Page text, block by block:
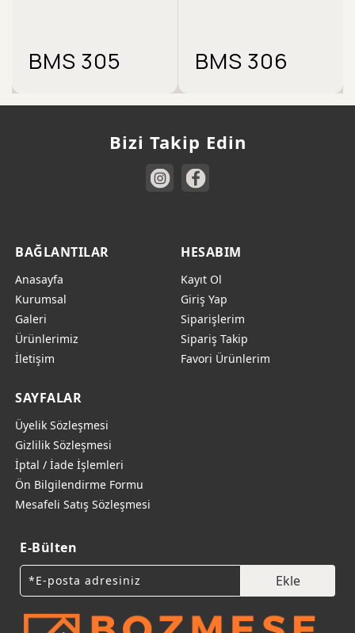
BMS 305 BMS 306
Bizi Takip Edin
BAĞLANTILAR
Anasayfa
Kurumsal
Galeri
Ürünlerimiz
İletişim
HESABIM
Kayıt Ol
Giriş Yap
Siparişlerim
Sipariş Takip
Favori Ürünlerim
SAYFALAR
Üyelik Sözleşmesi
Gizlilik Sözleşmesi
İptal / İade İşlemleri
Ön Bilgilendirme Formu
Mesafeli Satış Sözleşmesi
E-Bülten
Ekle